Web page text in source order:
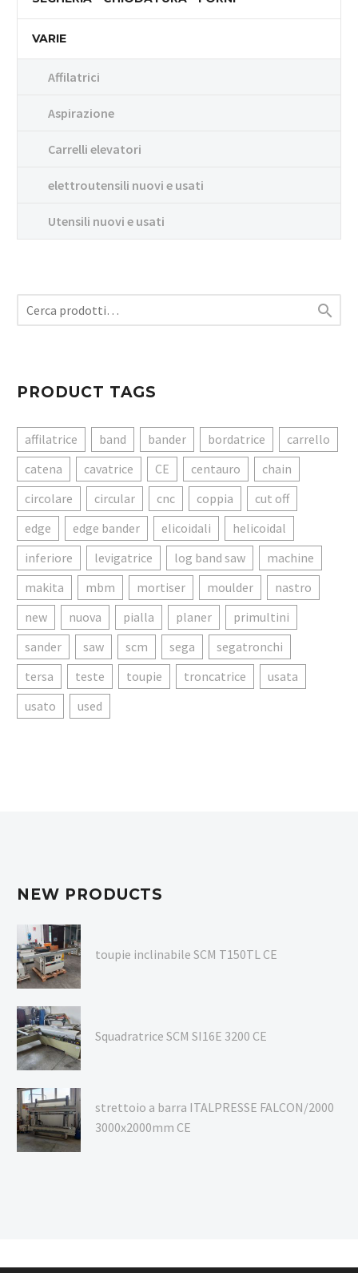
VARIE
Affilatrici
Aspirazione
Carrelli elevatori
elettroutensili nuovi e usati
Utensili nuovi e usati

PRODUCT TAGS
affilatrice band bander bordatrice
carrello
catena
cavatrice CE centauro
chain
circolare
circular cnc coppia
cut off
edge
edge bander elicoidali
helicoidal
inferiore
levigatrice log band saw
machine
makita
mbm mortiser moulder
nastro
new
nuova pialla planer
primultini
sander
saw scm sega
segatronchi
tersa
teste toupie troncatrice
usata
usato
used
NEW PRODUCTS
toupie inclinabile SCM T150TL CE
Squadratrice SCM SI16E 3200 CE
strettoio a barra ITALPRESSE FALCON/2000
3000x2000mm CE